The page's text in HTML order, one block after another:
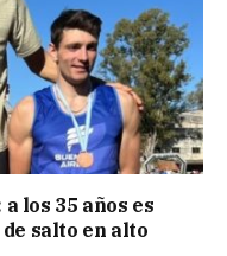
los 35 años es
salto en alto